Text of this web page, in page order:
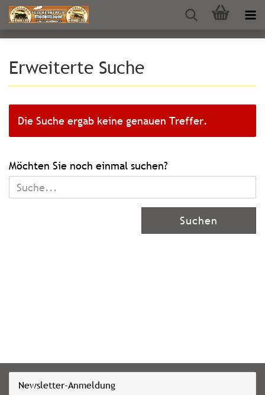
Erweiterte Suche
Die Suche ergab keine genauen Treffer.
MÖCHTEN
SIE
NOCH
Möchten Sie noch einmal suchen?
Suchen
Newsletter-Anmeldung